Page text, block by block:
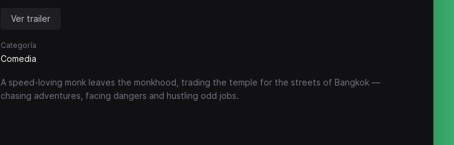
Ver trailer
Categoría
Comedia
A speed-loving monk leaves the monkhood, trading the temple for the streets of Bangkok —
chasing adventures, facing dangers and hustling odd jobs.